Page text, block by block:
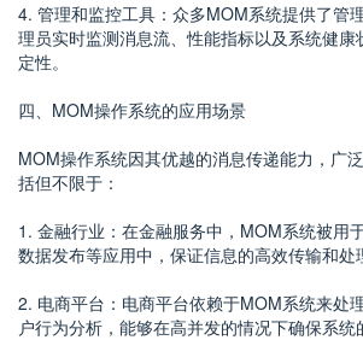
4. 管理和监控工具：众多MOM系统提供了管
理员实时监测消息流、性能指标以及系统健
定性。
四、MOM操作系统的应用场景
MOM操作系统因其优越的消息传递能力，广
括但不限于：
1. 金融行业：在金融服务中，MOM系统被用
数据发布等应用中，保证信息的高效传输和处
2. 电商平台：电商平台依赖于MOM系统来处
户行为分析，能够在高并发的情况下确保系统